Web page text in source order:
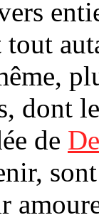
dont
de